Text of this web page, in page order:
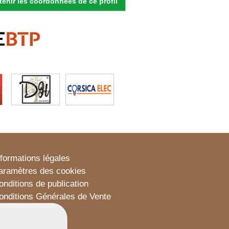
légales
des cookies
de publication
Générales de Vente